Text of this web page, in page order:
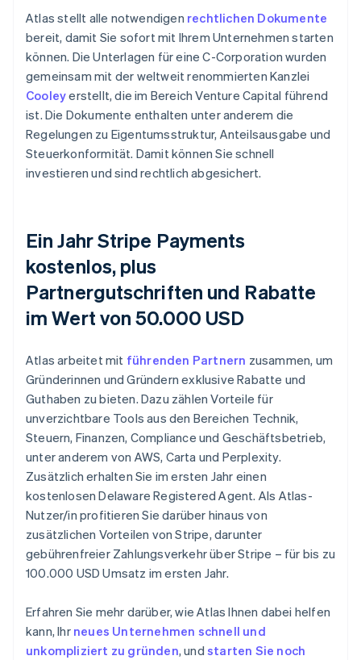
Atlas stellt alle notwendigen rechtlichen Dokumente
bereit, damit Sie sofort mit Ihrem Unternehmen starten
können. Die Unterlagen für eine C-Corporation wurden
gemeinsam mit der weltweit renommierten Kanzlei
Cooleyerstellt, die im Bereich Venture Capital führend
ist. Die Dokumente enthalten unter anderem die
Regelungen zu Eigentumsstruktur, Anteilsausgabe und
Steuerkonformität. Damit können Sie schnell
investieren und sind rechtlich abgesichert.
Ein Jahr Stripe Payments
kostenlos, plus
Partnergutschriften und Rabatte
im Wert von 50.000 USD
Atlas arbeitet mit führenden Partnern zusammen, um
Gründerinnen und Gründern exklusive Rabatte und
Guthaben zu bieten. Dazu zählen Vorteile für
unverzichtbare Tools aus den Bereichen Technik,
Steuern, Finanzen, Compliance und Geschäftsbetrieb,
unter anderem von AWS, Carta und Perplexity.
Zusätzlich erhalten Sie im ersten Jahr einen
kostenlosen Delaware Registered Agent. Als Atlas-
Nutzer/in profitieren Sie darüber hinaus von
zusätzlichen Vorteilen von Stripe, darunter
gebührenfreier Zahlungsverkehr über Stripe – für bis zu
100.000 USD Umsatz im ersten Jahr.
Erfahren Sie mehr darüber, wie Atlas Ihnen dabei helfen
kann, Ihr neues Unternehmen schnell und
unkompliziert zu gründen, undstarten Sie noch